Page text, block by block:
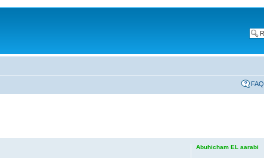
FAQ
Abuhicham EL aarabi